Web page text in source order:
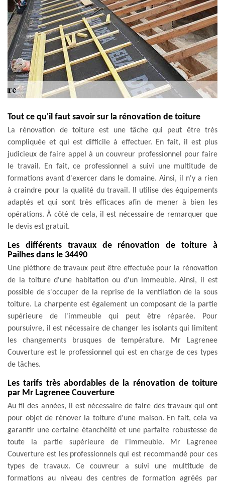
Tout ce qu'il faut savoir sur la rénovation de toiture
La rénovation de toiture est une tâche qui peut être très
compliquée et qui est difficile à effectuer. En fait, il est plus
judicieux de faire appel à un couvreur professionnel pour faire
le travail. En fait, ce professionnel a suivi une multitude de
formations avant d'exercer dans le domaine. Ainsi, il n'y a rien
à craindre pour la qualité du travail. Il utilise des équipements
adaptés et qui sont très efficaces afin de mener à bien les
opérations. À côté de cela, il est nécessaire de remarquer que
le devis est gratuit.
Les différents travaux de rénovation de toiture à
Pailhes dans le 34490
Une pléthore de travaux peut être effectuée pour la rénovation
de la toiture d'une habitation ou d'un immeuble. Ainsi, il est
possible de s'occuper de la reprise de la ventilation de la sous
toiture. La charpente est également un composant de la partie
supérieure de l'immeuble qui peut être réparée. Pour
poursuivre, il est nécessaire de changer les isolants qui limitent
les changements brusques de température. Mr Lagrenee
Couverture est le professionnel qui est en charge de ces types
de tâches.
Les tarifs très abordables de la rénovation de toiture
par Mr Lagrenee Couverture
Au fil des années, il est nécessaire de faire des travaux qui ont
pour objet de rénover la toiture d'une maison. En fait, cela va
garantir une certaine étanchéité et une parfaite robustesse de
toute la partie supérieure de l'immeuble. Mr Lagrenee
Couverture est les professionnels qui est recommandé pour ces
types de travaux. Ce couvreur a suivi une multitude de
formations au niveau des centres de formation agréés par